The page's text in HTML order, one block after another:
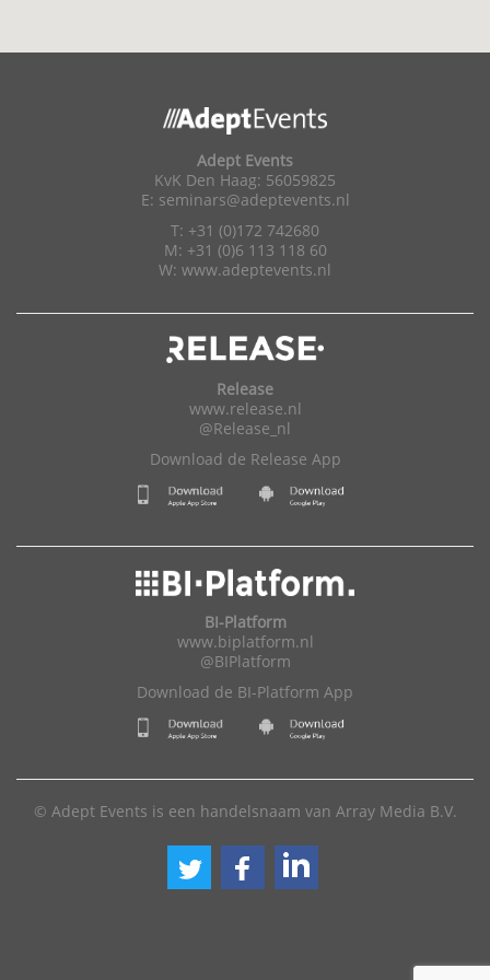
Adept Events
KvK Den Haag: 56059825
E: seminars@adeptevents.nl
T: +31 (0)172 742680
M: +31 (0)6 113 118 60
W: www.adeptevents.nl
Release
www.release.nl
@Release_nl
Download de Release App
BI-Platform
www.biplatform.nl
@BIPlatform
Download de BI-Platform App
© Adept Events is een handelsnaam van Array Media B.V.